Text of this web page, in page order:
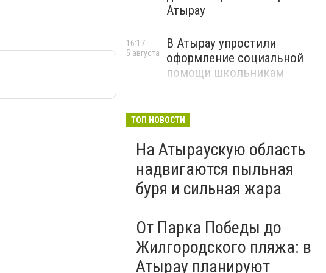
Атырау
В Атырау упростили
оформление социальной
помощи школьникам
16:17
5 августа
ТОП НОВОСТИ
На Атыраускую область
надвигаются пыльная
буря и сильная жара
От Парка Победы до
Жилгородского пляжа: в
Атырау планируют